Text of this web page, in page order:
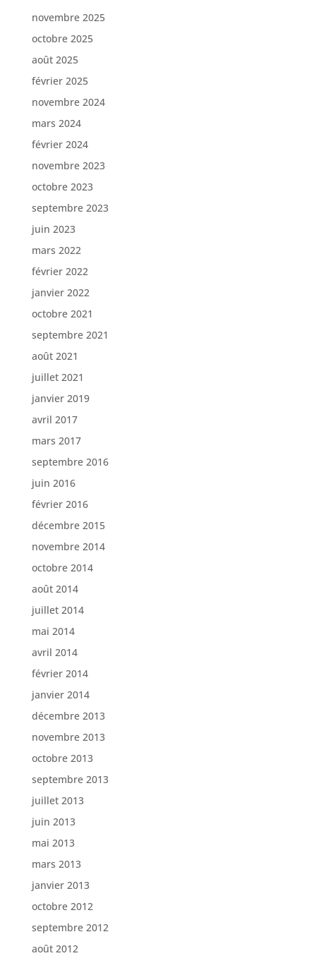
novembre 2025
octobre 2025
août 2025
février 2025
novembre 2024
mars 2024
février 2024
novembre 2023
octobre 2023
septembre 2023
juin 2023
mars 2022
février 2022
janvier 2022
octobre 2021
septembre 2021
août 2021
juillet 2021
janvier 2019
avril 2017
mars 2017
septembre 2016
juin 2016
février 2016
décembre 2015
novembre 2014
octobre 2014
août 2014
juillet 2014
mai 2014
avril 2014
février 2014
janvier 2014
décembre 2013
novembre 2013
octobre 2013
septembre 2013
juillet 2013
juin 2013
mai 2013
mars 2013
janvier 2013
octobre 2012
septembre 2012
août 2012